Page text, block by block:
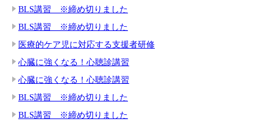
BLS講習 ※締め切りました
BLS講習 ※締め切りました
医療的ケア児に対応する支援者研修
心臓に強くなる！心聴診講習
心臓に強くなる！心聴診講習
BLS講習 ※締め切りました
BLS講習 ※締め切りました